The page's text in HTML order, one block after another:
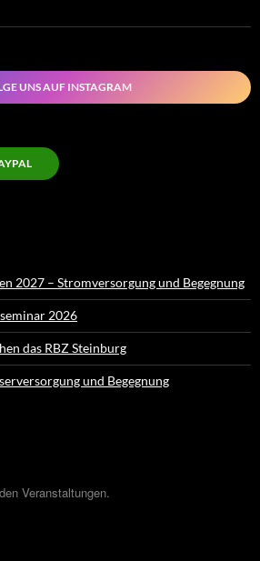
UNS AUF INSTAGRAM
2027 – Stromversorgung und Begegnung
2026
das RBZ Steinburg
und Begegnung
Veranstaltungen.